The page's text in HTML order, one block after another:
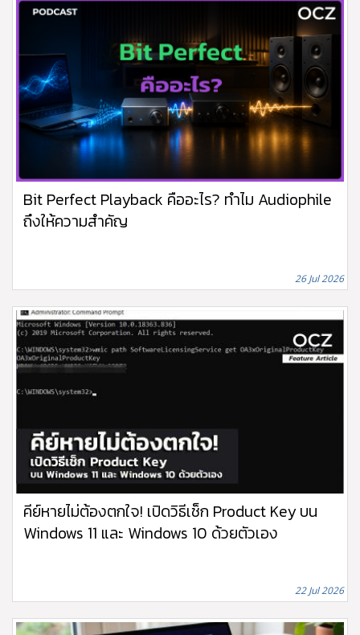
Bit Perfect Playback คืออะไร? ทำไม Audiophile
ถึงให้ความสำคัญ
26 Jul 2026
คีย์หายไม่ต้องตกใจ! เปิดวิธีเช็ก Product Key บน
Windows 11 และ Windows 10 ด้วยตัวเอง
22 Jul 2026